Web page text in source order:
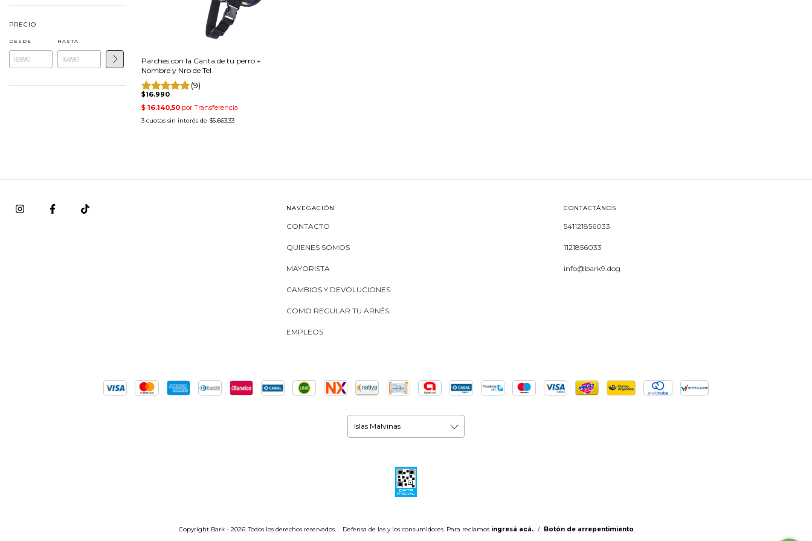
PRECIO
DESDE HASTA
Parches con la Carita de tu perro +
Nombre y Nro de Tel
(9)
$16.990
3 cuotas sin interés de $5.663,33
NAVEGACIÓN
CONTACTO
QUIENES SOMOS
MAYORISTA
CAMBIOS Y DEVOLUCIONES
COMO REGULAR TU ARNÉS
EMPLEOS
CONTACTÁNOS
541121856033
1121856033
info@bark9.dog
Copyright Bark - 2026. Todos los derechos reservados. Defensa de las y los consumidores. Para reclamos ingresá acá. / Botón de arrepentimiento